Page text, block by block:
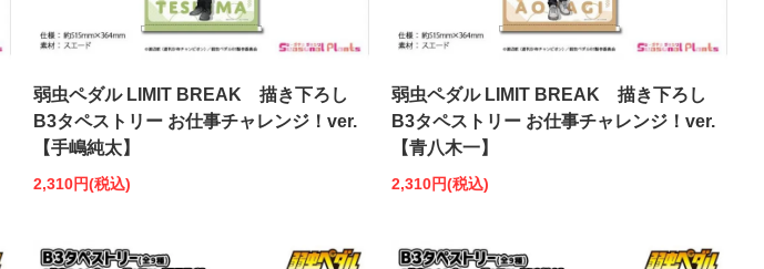
弱虫ペダル LIMIT BREAK 描き下ろし
B3タペストリー お仕事チャレンジ！ver.
【手嶋純太】
2,310円(税込)
弱虫ペダル LIMIT BREAK 描き下ろし
B3タペストリー お仕事チャレンジ！ver.
【青八木一】
2,310円(税込)